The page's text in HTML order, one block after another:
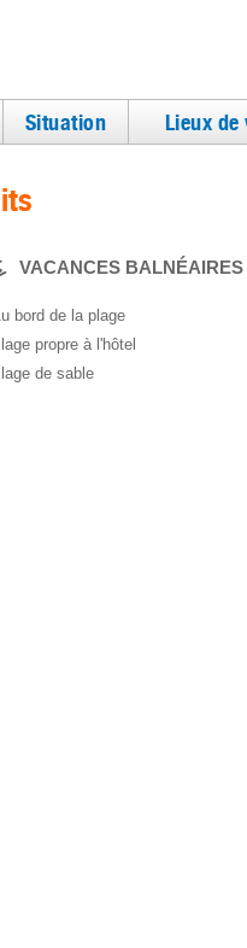
Situation Lieux de
VACANCES BALNÉAIRES
bord de la plage
propre à l'hôtel
de sable